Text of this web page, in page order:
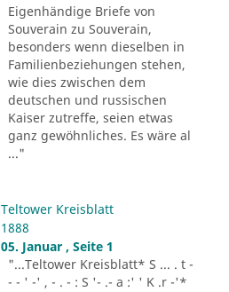
Eigenhändige Briefe von
Souverain zu Souverain,
besonders wenn dieselben in
Familienbeziehungen stehen,
wie dies zwischen dem
deutschen und russischen
Kaiser zutreffe, seien etwas
ganz gewöhnliches. Es wäre al
..."
Teltower Kreisblatt
1888
05. Januar , Seite 1
"...Teltower Kreisblatt* S ... . t -
- - ' -' , - . - : S '- .- a :' ' K .r -'*